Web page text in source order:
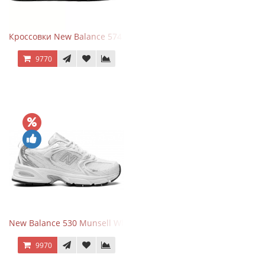
Кроссовки New Balance 574 Evergreen Black
9770
New Balance 530 Munsell White Silver
9970